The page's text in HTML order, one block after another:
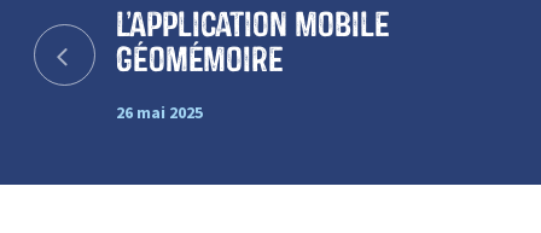
L’Application mobile
GéoMémoire
26 mai 2025